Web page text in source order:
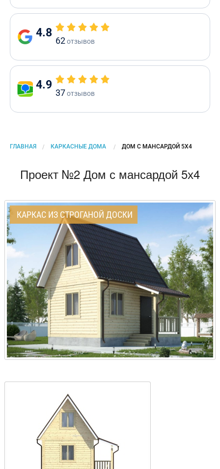
4.8
62отзывов
4.9
37отзывов
ГЛАВНАЯ КАРКАСНЫЕ ДОМА CURRENT:
ДОМ С МАНСАРДОЙ 5Х4
Проект №2 Дом с мансардой 5х4
КАРКАС ИЗ СТРОГАНОЙ ДОСКИ